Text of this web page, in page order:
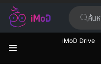
iMoD Drive